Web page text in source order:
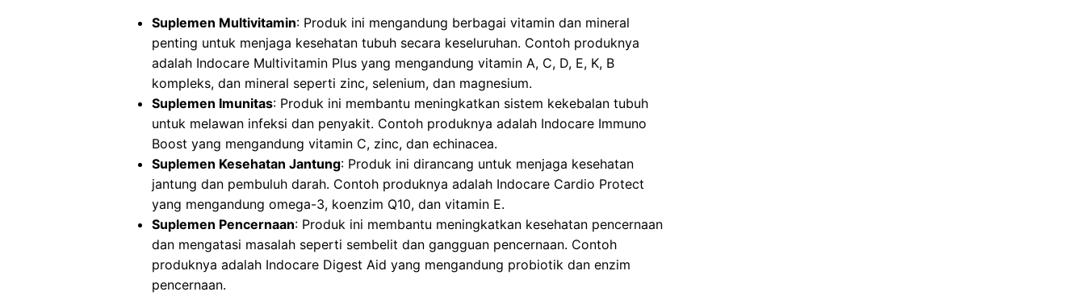
Suplemen Multivitamin: Produk ini mengandung berbagai vitamin dan mineral
penting untuk menjaga kesehatan tubuh secara keseluruhan. Contoh produknya
adalah Indocare Multivitamin Plus yang mengandung vitamin A, C, D, E, K, B
kompleks, dan mineral seperti zinc, selenium, dan magnesium.
Suplemen Imunitas: Produk ini membantu meningkatkan sistem kekebalan tubuh
untuk melawan infeksi dan penyakit. Contoh produknya adalah Indocare Immuno
Boost yang mengandung vitamin C, zinc, dan echinacea.
Suplemen Kesehatan Jantung: Produk ini dirancang untuk menjaga kesehatan
jantung dan pembuluh darah. Contoh produknya adalah Indocare Cardio Protect
yang mengandung omega-3, koenzim Q10, dan vitamin E.
Suplemen Pencernaan: Produk ini membantu meningkatkan kesehatan pencernaan
dan mengatasi masalah seperti sembelit dan gangguan pencernaan. Contoh
produknya adalah Indocare Digest Aid yang mengandung probiotik dan enzim
pencernaan.